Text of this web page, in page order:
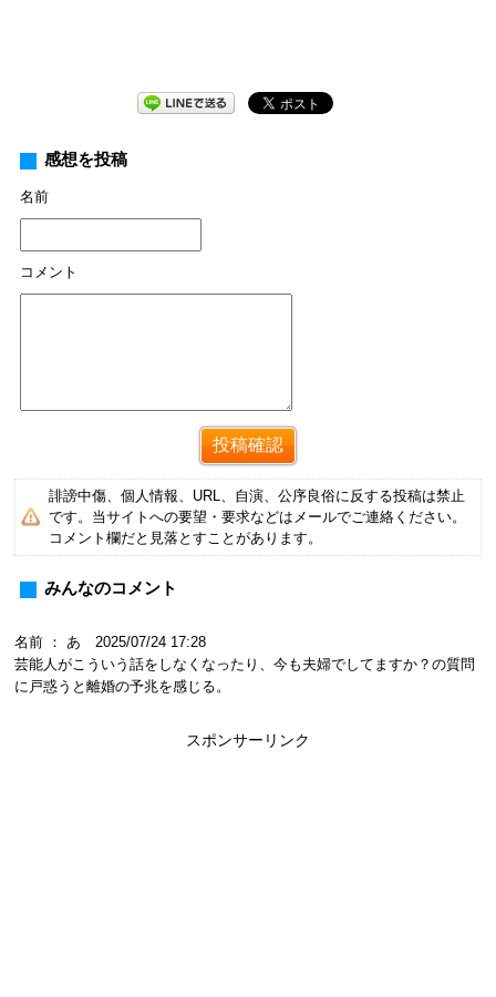
感想を投稿
名前
コメント
誹謗中傷、個人情報、URL、自演、公序良俗に反する投稿は禁止
です。当サイトへの要望・要求などはメールでご連絡ください。
コメント欄だと見落とすことがあります。
みんなのコメント
名前 ： あ 2025/07/24 17:28
芸能人がこういう話をしなくなったり、今も夫婦でしてますか？の質問
に戸惑うと離婚の予兆を感じる。
スポンサーリンク